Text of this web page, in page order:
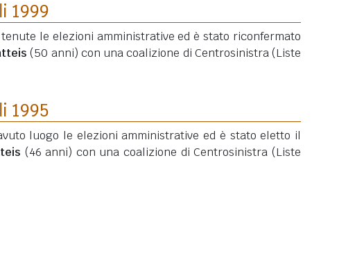
1999
tenute le elezioni amministrative ed è stato riconfermato
(50 anni) con una coalizione di Centrosinistra (Liste
1995
luogo le elezioni amministrative ed è stato eletto il
(46 anni) con una coalizione di Centrosinistra (Liste